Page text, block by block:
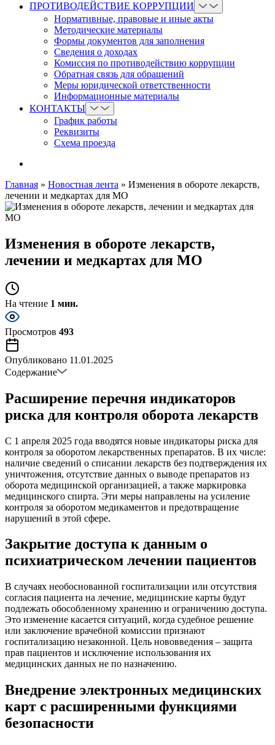
ПРОТИВОДЕЙСТВИЕ КОРРУПЦИИ
Нормативные, правовые и иные акты
Методические материалы
Формы документов для заполнения
Сведения о доходах
Комиссия по противодействию коррупции
Обратная связь для обращений
Меры юридической ответственности
Информационные материалы
КОНТАКТЫ
График работы
Реквизиты
Схема проезда
Главная » Новостная лента » Изменения в обороте лекарств,
лечении и медкартах для МО
Изменения в обороте лекарств,
лечении и медкартах для МО
На чтение 1 мин.
Просмотров 493
Опубликовано 11.01.2025
Содержание
Расширение перечня индикаторов
риска для контроля оборота лекарств
С 1 апреля 2025 года вводятся новые индикаторы риска для
контроля за оборотом лекарственных препаратов. В их числе:
наличие сведений о списании лекарств без подтверждения их
уничтожения, отсутствие данных о выводе препаратов из
оборота медицинской организацией, а также маркировка
медицинского спирта. Эти меры направлены на усиление
контроля за оборотом медикаментов и предотвращение
нарушений в этой сфере.
Закрытие доступа к данным о
психиатрическом лечении пациентов
В случаях необоснованной госпитализации или отсутствия
согласия пациента на лечение, медицинские карты будут
подлежать обособленному хранению и ограничению доступа.
Это изменение касается ситуаций, когда судебное решение
или заключение врачебной комиссии признают
госпитализацию незаконной. Цель нововведения – защита
прав пациентов и исключение использования их
медицинских данных не по назначению.
Внедрение электронных медицинских
карт с расширенными функциями
безопасности